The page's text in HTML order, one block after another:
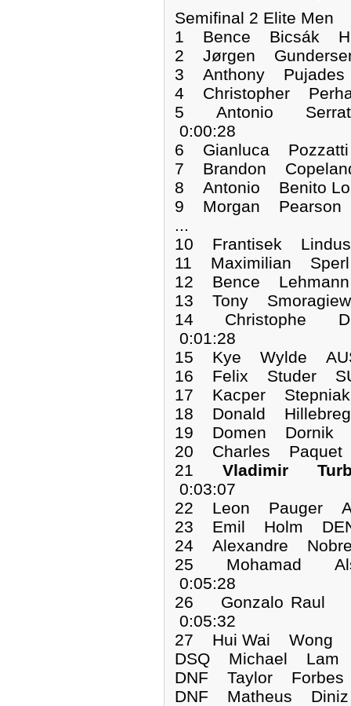
Semifinal 2 Elite Men
1 Bence Bicsák
2 Jørgen
3 Anthony
4 Christopher
5 Antonio
0:00:28
6 Gianluca
7 Brandon
8 Antonio Benito
9 Morgan
10 Frantisek
11 Maximilian
12 Bence
13 Tony
14 Christophe
0:01:28
15 Kye Wylde
16 Felix Studer
17 Kacper
18 Donald
19 Domen Dornik
20 Charles
21
Vladimir
0:03:07
22 Leon Pauger
23 Emil Holm
24 Alexandre
25 Mohamad
0:05:28
26 Gonzalo Raul
0:05:32
27 Hui Wai Wong
DSQ Michael
DNF Taylor
DNF Matheus